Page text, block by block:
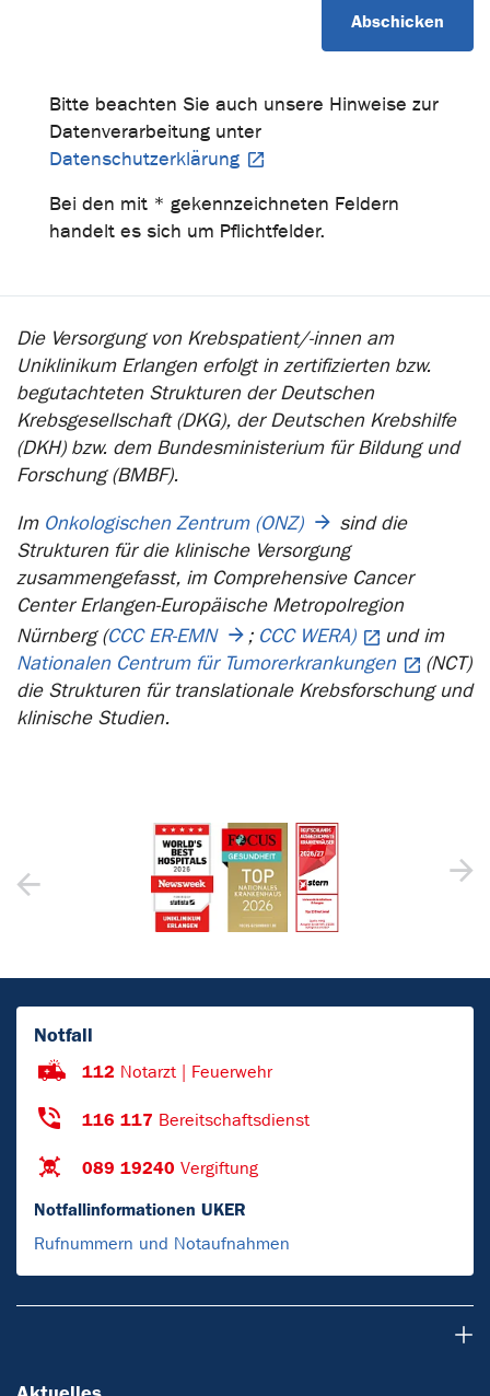
Bitte beachten Sie auch unsere Hinweise zur
Datenverarbeitung unter
Datenschutzerklärung
Bei den mit * gekennzeichneten Feldern
handelt es sich um Pflichtfelder.
Die Versorgung von Krebspatient/-innen am
Uniklinikum Erlangen erfolgt in zertifizierten bzw.
begutachteten Strukturen der Deutschen
Krebsgesellschaft (DKG), der Deutschen Krebshilfe
(DKH) bzw. dem Bundesministerium für Bildung und
Forschung (BMBF).
Im Onkologischen Zentrum (ONZ)
sind die
Strukturen für die klinische Versorgung
zusammengefasst, im Comprehensive Cancer
Center Erlangen-Europäische Metropolregion
Nürnberg (CCC ER-EMN ; CCC WERA)
und im
Nationalen Centrum für Tumorerkrankungen
(NCT)
die Strukturen für translationale Krebsforschung und
klinische Studien.
Notfall
112 Notarzt | Feuerwehr
116 117 Bereitschaftsdienst
089 19240 Vergiftung
Notfallinformationen UKER
Rufnummern und Notaufnahmen